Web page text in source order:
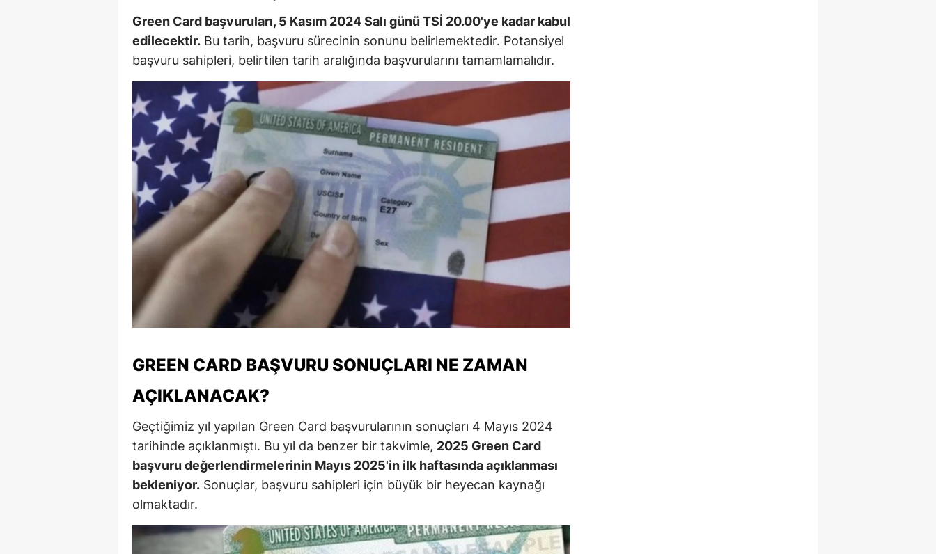
Mersin
İstanbul
Kars
Kastamonu
Kayseri
Kırklareli
Kırşehir
Kocaeli
Kütahya
Manisa
Mardin
Muğla
Niğde
Green Card başvuruları, 5 Kasım 2024 Salı günü TSİ 20.00'ye kadar kabul
edilecektir. Bu tarih, başvuru sürecinin sonunu belirlemektedir. Potansiyel
başvuru sahipleri, belirtilen tarih aralığında başvurularını tamamlamalıdır.
GREEN CARD BAŞVURU SONUÇLARI NE ZAMAN
AÇIKLANACAK?
Geçtiğimiz yıl yapılan Green Card başvurularının sonuçları 4 Mayıs 2024
tarihinde açıklanmıştı. Bu yıl da benzer bir takvimle, 2025 Green Card
başvuru değerlendirmelerinin Mayıs 2025'in ilk haftasında açıklanması
bekleniyor. Sonuçlar, başvuru sahipleri için büyük bir heyecan kaynağı
olmaktadır.